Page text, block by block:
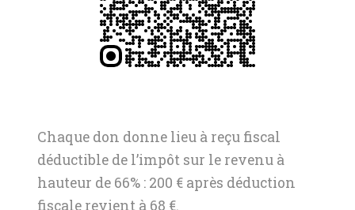
Chaque don donne lieu à reçu fiscal
déductible de l’impôt sur le revenu à
hauteur de 66% : 200 € après déduction
fiscale revient à 68 €.